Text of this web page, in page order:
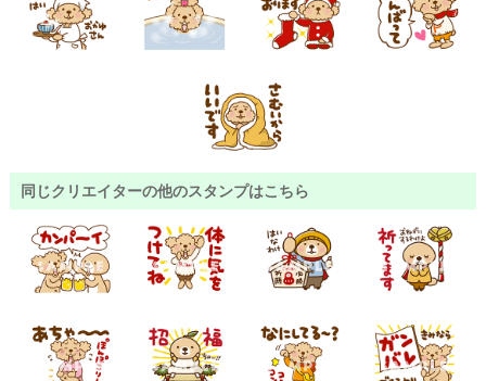
同じクリエイターの他のスタンプはこちら